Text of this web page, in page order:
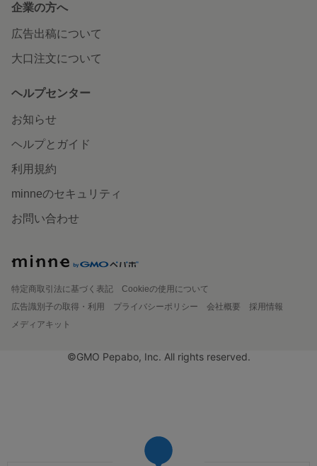
企業の方へ
広告出稿について
大口注文について
ヘルプセンター
お知らせ
ヘルプとガイド
利用規約
minneのセキュリティ
お問い合わせ
特定商取引法に基づく表記
Cookieの使用について
広告識別子の取得・利用
プライバシーポリシー 会社概要
採用情報
メディアキット
©GMO Pepabo, Inc. All rights reserved.